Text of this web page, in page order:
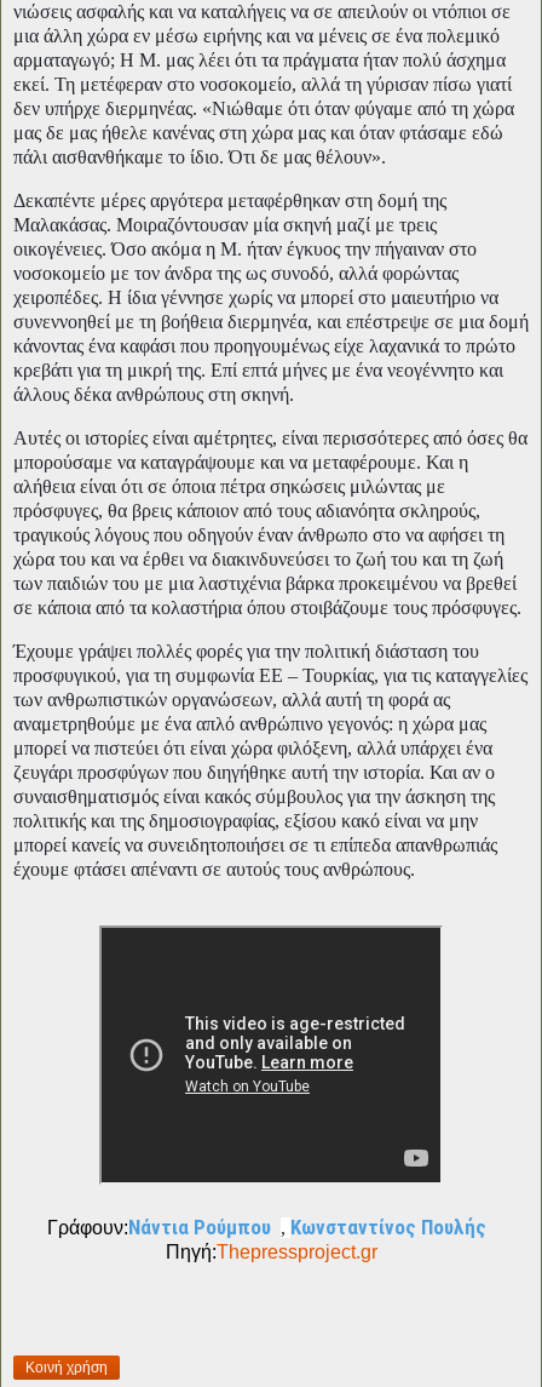
νιώσεις ασφαλής και να καταλήγεις να σε απειλούν οι ντόπιοι σε
μια άλλη χώρα εν μέσω ειρήνης και να μένεις σε ένα πολεμικό
αρματαγωγό; Η Μ. μας λέει ότι τα πράγματα ήταν πολύ άσχημα
εκεί. Τη μετέφεραν στο νοσοκομείο, αλλά τη γύρισαν πίσω γιατί
δεν υπήρχε διερμηνέας. «Νιώθαμε ότι όταν φύγαμε από τη χώρα
μας δε μας ήθελε κανένας στη χώρα μας και όταν φτάσαμε εδώ
πάλι αισθανθήκαμε το ίδιο. Ότι δε μας θέλουν».
Δεκαπέντε μέρες αργότερα μεταφέρθηκαν στη δομή της
Μαλακάσας. Μοιραζόντουσαν μία σκηνή μαζί με τρεις
οικογένειες. Όσο ακόμα η Μ. ήταν έγκυος την πήγαιναν στο
νοσοκομείο με τον άνδρα της ως συνοδό, αλλά φορώντας
χειροπέδες. Η ίδια γέννησε χωρίς να μπορεί στο μαιευτήριο να
συνεννοηθεί με τη βοήθεια διερμηνέα, και επέστρεψε σε μια δομή
κάνοντας ένα καφάσι που προηγουμένως είχε λαχανικά το πρώτο
κρεβάτι για τη μικρή της. Επί επτά μήνες με ένα νεογέννητο και
άλλους δέκα ανθρώπους στη σκηνή.
Αυτές οι ιστορίες είναι αμέτρητες, είναι περισσότερες από όσες θα
μπορούσαμε να καταγράψουμε και να μεταφέρουμε. Και η
αλήθεια είναι ότι σε όποια πέτρα σηκώσεις μιλώντας με
πρόσφυγες, θα βρεις κάποιον από τους αδιανόητα σκληρούς,
τραγικούς λόγους που οδηγούν έναν άνθρωπο στο να αφήσει τη
χώρα του και να έρθει να διακινδυνεύσει το ζωή του και τη ζωή
των παιδιών του με μια λαστιχένια βάρκα προκειμένου να βρεθεί
σε κάποια από τα κολαστήρια όπου στοιβάζουμε τους πρόσφυγες.
Έχουμε γράψει πολλές φορές για την πολιτική διάσταση του
προσφυγικού, για τη συμφωνία ΕΕ – Τουρκίας, για τις καταγγελίες
των ανθρωπιστικών οργανώσεων, αλλά αυτή τη φορά ας
αναμετρηθούμε με ένα απλό ανθρώπινο γεγονός: η χώρα μας
μπορεί να πιστεύει ότι είναι χώρα φιλόξενη, αλλά υπάρχει ένα
ζευγάρι προσφύγων που διηγήθηκε αυτή την ιστορία. Και αν ο
συναισθηματισμός είναι κακός σύμβουλος για την άσκηση της
πολιτικής και της δημοσιογραφίας, εξίσου κακό είναι να μην
μπορεί κανείς να συνειδητοποιήσει σε τι επίπεδα απανθρωπιάς
έχουμε φτάσει απέναντι σε αυτούς τους ανθρώπους.
Γράφουν:Νάντια Ρούμπου , Κωνσταντίνος Πουλής
Πηγή:Thepressproject.gr
Κοινή χρήση